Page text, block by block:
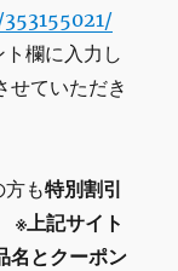
欄に入力し
せていただき
方も特別割引
※上記サイト
名とクーポン